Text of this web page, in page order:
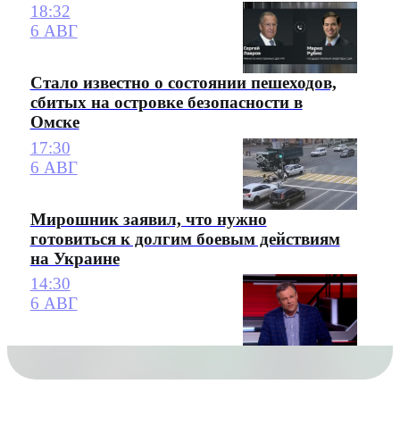
18:32
6 АВГ
Стало известно о состоянии пешеходов,
сбитых на островке безопасности в
Омске
17:30
6 АВГ
Мирошник заявил, что нужно
готовиться к долгим боевым действиям
на Украине
14:30
6 АВГ